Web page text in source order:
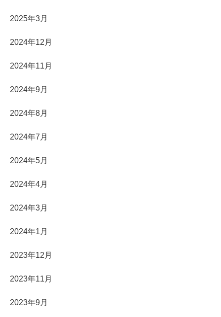
2025年3月
2024年12月
2024年11月
2024年9月
2024年8月
2024年7月
2024年5月
2024年4月
2024年3月
2024年1月
2023年12月
2023年11月
2023年9月